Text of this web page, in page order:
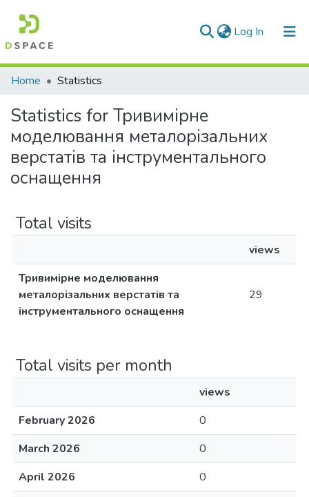
Log In (current)
Communities & Collections
All of DSpace
Home Statistics
Statistics for Тривимірне
моделювання металорізальних
верстатів та інструментального
оснащення
Total visits
views
Тривимірне моделювання
металорізальних верстатів та
інструментального оснащення
29
Total visits per month
views
February 2026
0
March 2026
0
April 2026
0